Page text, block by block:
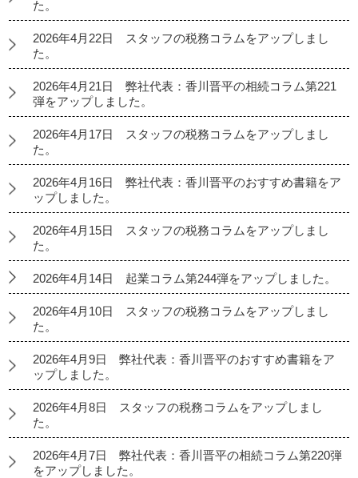
た。
2026年4月22日 スタッフの税務コラムをアップしまし
た。
2026年4月21日 弊社代表：香川晋平の相続コラム第221
弾をアップしました。
2026年4月17日 スタッフの税務コラムをアップしまし
た。
2026年4月16日 弊社代表：香川晋平のおすすめ書籍をア
ップしました。
2026年4月15日 スタッフの税務コラムをアップしまし
た。
2026年4月14日 起業コラム第244弾をアップしました。
2026年4月10日 スタッフの税務コラムをアップしまし
た。
2026年4月9日 弊社代表：香川晋平のおすすめ書籍をア
ップしました。
2026年4月8日 スタッフの税務コラムをアップしまし
た。
2026年4月7日 弊社代表：香川晋平の相続コラム第220弾
をアップしました。